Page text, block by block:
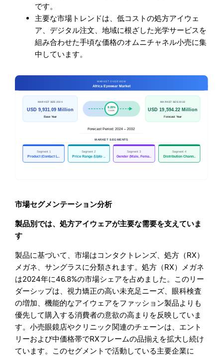
です。
主要な市場トレンドは、低コストの処方アイウェ
ア、デジタル注文、地域に根ざした光学サービスを
組み合わせた手頃な価格のオムニチャネル小売に集
中しています。
市場セグメンテーション分析
製品別では、処方アイウェアが主要な需要を支えていま
す
製品に基づいて、市場はコンタクトレンズ、処方（RX）
メガネ、サングラスに分類されます。処方（RX）メガネ
は2024年に46.8%の市場シェアを占めました。このリー
ダーシップは、視力矯正の高い未充足ニーズ、眼科検査
の増加、機能的なアイウェアをファッション製品よりも
優先して購入する消費者の意欲の高まりを反映していま
す。小売眼鏡店やクリニック関連のチェーンは、エント
リーおよび中価格帯でRXフレームの品揃えを拡大し続け
ています。このセグメントで活動している主要企業に